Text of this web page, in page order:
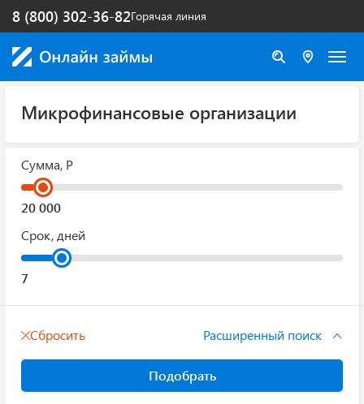
Горячая линия
8 (800) 302-36-82
Микрофинансовые организации
Сумма, Р
Срок, дней
Сбросить Расширенный поиск
Подобрать